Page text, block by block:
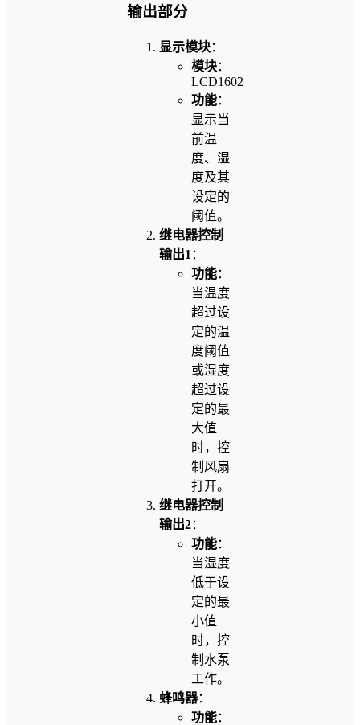
输出部分
显示模块：
模块：
LCD1602
功能：
显示当
前温
度、湿
度及其
设定的
阈值。
继电器控制
输出1 ：
功能：
当温度
超过设
定的温
度阈值
或湿度
超过设
定的最
大值
时，控
制风扇
打开。
继电器控制
输出2：
功能：
当湿度
低于设
定的最
小值
时，控
制水泵
工作。
蜂鸣器：
功能：